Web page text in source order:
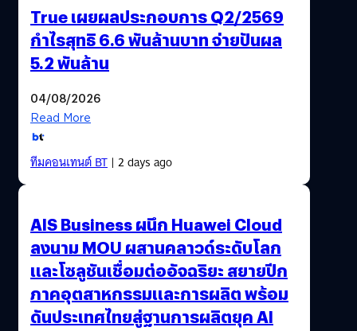
True เผยผลประกอบการ Q2/2569
กำไรสุทธิ 6.6 พันล้านบาท จ่ายปันผล
5.2 พันล้าน
04/08/2026
Read More
ทีมคอนเทนต์ BT| 2 days ago
AIS Business ผนึก Huawei Cloud
ลงนาม MOU ผสานคลาวด์ระดับโลก
และโซลูชันเชื่อมต่ออัจฉริยะ สยายปีก
ภาคอุตสาหกรรมและการผลิต พร้อม
ดันประเทศไทยสู่ฐานการผลิตยุค AI